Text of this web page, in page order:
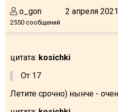
o_gon
2550 сообщений
2 апреля
цитата: kosichki
От 17
Летите срочно) нынче -